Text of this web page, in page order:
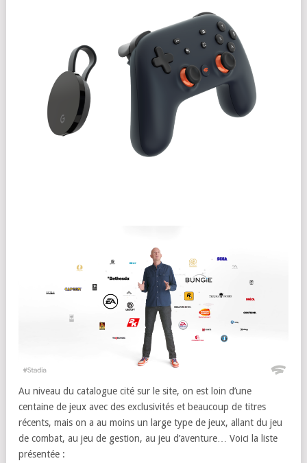
Au niveau du catalogue cité sur le site, on est loin d’une
centaine de jeux avec des exclusivités et beaucoup de titres
récents, mais on a au moins un large type de jeux, allant du jeu
de combat, au jeu de gestion, au jeu d’aventure… Voici la liste
présentée :